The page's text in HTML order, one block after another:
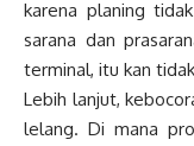
karena planing
sarana dan
terminal, itu kan
Lebih lanjut,
lelang. Di mana